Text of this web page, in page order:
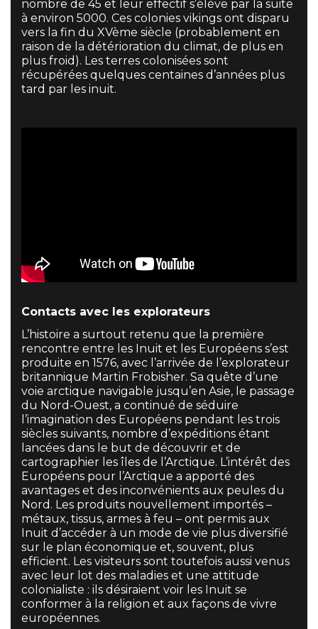
nombre de 45 et leur effectif s’élève par la suite
à environ 5000. Ces colonies vikings ont disparu
vers la fin du XVème siècle (probablement en
raison de la détérioration du climat, de plus en
plus froid). Les terres colonisées sont
récupérées quelques centaines d’années plus
tard par les inuit.
Contacts avec les explorateurs
L’histoire a surtout retenu que la première
rencontre entre les Inuit et les Européens s’est
produite en 1576, avec l’arrivée de l’explorateur
britannique Martin Frobisher. Sa quête d’une
voie arctique navigable jusqu’en Asie, le passage
du Nord-Ouest, a continué de séduire
l’imagination des Européens pendant les trois
siècles suivants, nombre d’expéditions étant
lancées dans le but de découvrir et de
cartographier les îles de l’Arctique. L’intérêt des
Européens pour l’Arctique a apporté des
avantages et des inconvénients aux peules du
Nord. Les produits nouvellement importés –
métaux, tissus, armes à feu – ont permis aux
Inuit d’accéder à un mode de vie plus diversifié
sur le plan économique et, souvent, plus
efficient. Les visiteurs sont toutefois aussi venus
avec leur lot des maladies et une attitude
colonialiste : ils désiraient voir les Inuit se
conformer à la religion et aux façons de vivre
européennes.